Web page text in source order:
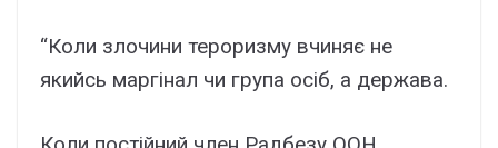
“Коли злочини тероризму вчиняє не
якийсь маргінал чи група осіб, а держава.